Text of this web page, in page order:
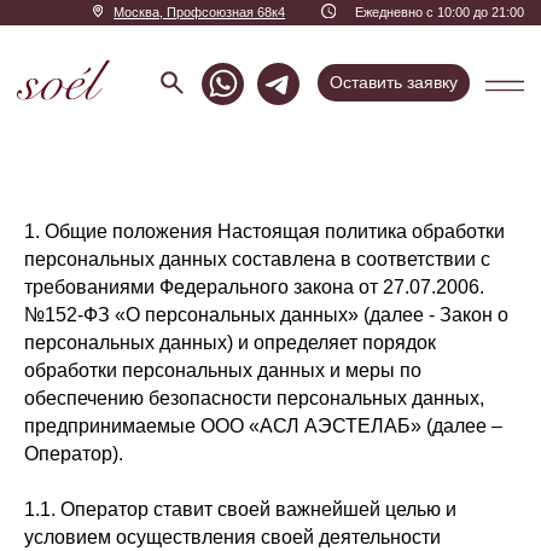
Москва, Профсоюзная 68к4 Ежедневно с 10:00 до 21:00
1. Общие положения Настоящая политика обработки
персональных данных составлена в соответствии с
требованиями Федерального закона от 27.07.2006.
№152-ФЗ «О персональных данных» (далее - Закон о
персональных данных) и определяет порядок
обработки персональных данных и меры по
обеспечению безопасности персональных данных,
предпринимаемые ООО «АСЛ АЭСТЕЛАБ» (далее –
Оператор).
1.1. Оператор ставит своей важнейшей целью и
условием осуществления своей деятельности